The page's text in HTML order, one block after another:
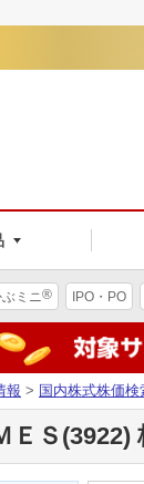
ミニ® IPO・PO
報 > 国内株式株価検
Ｓ(3922)